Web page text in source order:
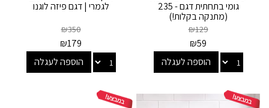
גומי בתחתית דגם - 235
(מתנקה בקלות!)
₪129
₪59
הוספה לעגלה
לגמרי | דגם פיזה לוגנו
₪350
₪179
הוספה לעגלה